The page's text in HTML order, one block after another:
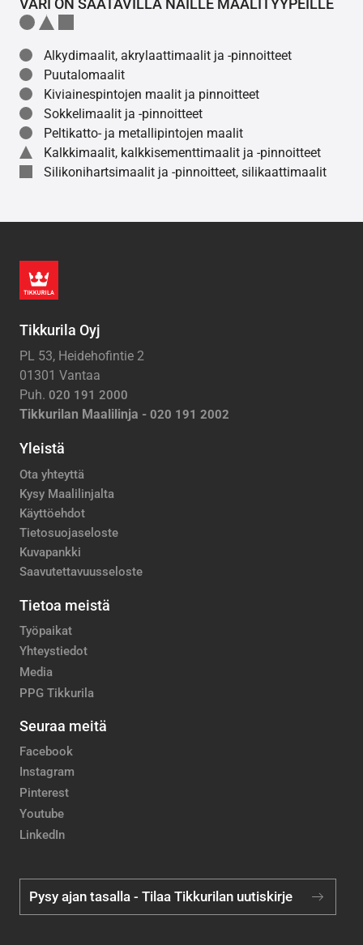
VÄRI ON SAATAVILLA NÄILLE MAALITYYPEILLE
Alkydimaalit, akrylaattimaalit ja -pinnoitteet
Puutalomaalit
Kiviainespintojen maalit ja pinnoitteet
Sokkelimaalit ja -pinnoitteet
Peltikatto- ja metallipintojen maalit
Kalkkimaalit, kalkkisementtimaalit ja -pinnoitteet
Silikonihartsimaalit ja -pinnoitteet, silikaattimaalit
Tikkurila Oyj
PL 53, Heidehofintie 2
01301 Vantaa
Puh. 020 191 2000
Tikkurilan Maalilinja - 020 191 2002
Yleistä
Ota yhteyttä
Kysy Maalilinjalta
Käyttöehdot
Tietosuojaseloste
Kuvapankki
Saavutettavuusseloste
Tietoa meistä
Työpaikat
Yhteystiedot
Media
PPG Tikkurila
Seuraa meitä
Facebook
Instagram
Pinterest
Youtube
LinkedIn
Pysy ajan tasalla - Tilaa Tikkurilan uutiskirje